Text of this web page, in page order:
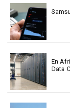
En
Data